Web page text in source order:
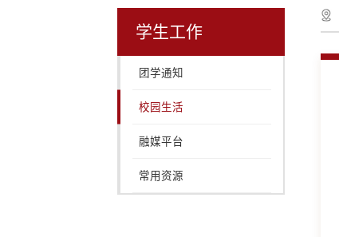
学生工作
团学通知
校园生活
融媒平台
常用资源